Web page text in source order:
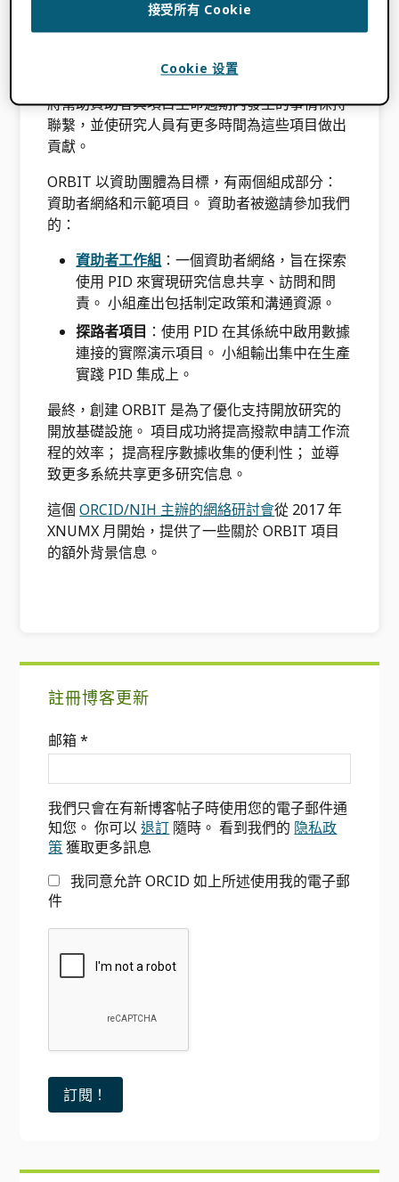
標識符在資助者贈款管理系統中的實際用途。 該
項目旨在讓研究人員更容易共享信息，提高共享
信息的準確性，豐富可以輕鬆共享的信息類型，
並減輕研究人員和資助者的報告負擔。 這些改進
將幫助資助者與項目生命週期內發生的事情保持
聯繫，並使研究人員有更多時間為這些項目做出
貢獻。
ORBIT 以資助團體為目標，有兩個組成部分：
資助者網絡和示範項目。 資助者被邀請參加我們
的：
資助者工作組 ：一個資助者網絡，旨在探索
使用 PID 來實現研究信息共享、訪問和問
責。 小組產出包括制定政策和溝通資源。
探路者項目 ：使用 PID 在其係統中啟用數據
連接的實際演示項目。 小組輸出集中在生產
實踐 PID 集成上。
最終，創建 ORBIT 是為了優化支持開放研究的
開放基礎設施。 項目成功將提高撥款申請工作流
程的效率； 提高程序數據收集的便利性； 並導
致更多系統共享更多研究信息。
這個ORCID/NIH 主辦的網絡研討會從 2017 年
XNUMX 月開始，提供了一些關於 ORBIT 項目
的額外背景信息。
註冊博客更新
邮箱*
我們只會在有新博客帖子時使用您的電子郵件通
知您。 你可以退訂 隨時。 看到我們的 隐私政
策獲取更多訊息
我同意允許 ORCID 如上所述使用我的電子郵
件
接受所有 Cookie
Cookie 设置